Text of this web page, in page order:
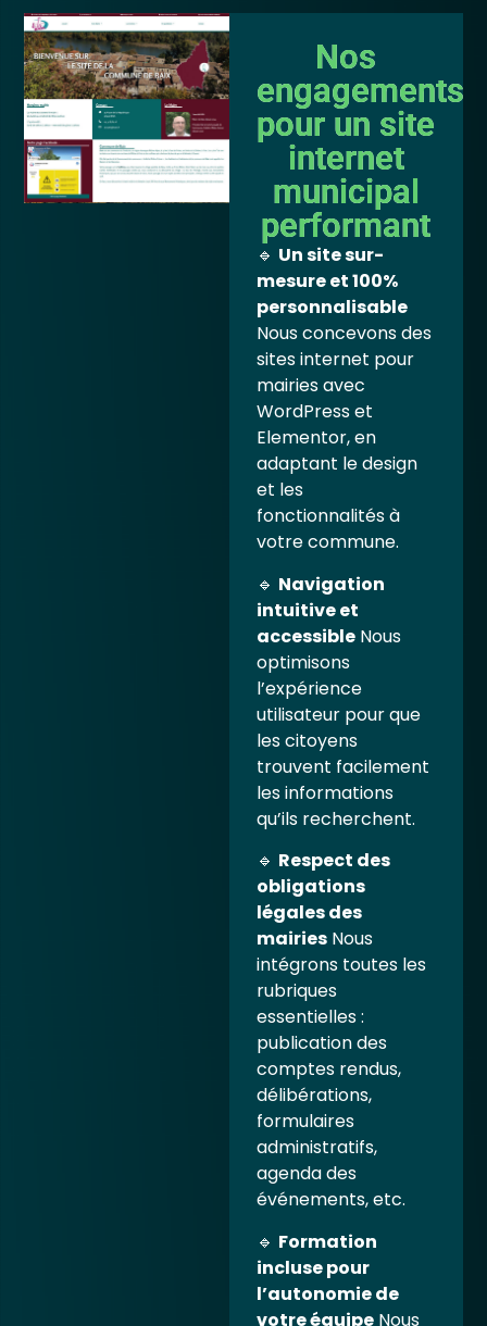
Nos
engagements
pour un site
internet
municipal
performant
🔹 Un site sur-
mesure et 100%
personnalisable
Nous concevons des
sites internet pour
mairies avec
WordPress et
Elementor, en
adaptant le design
et les
fonctionnalités à
votre commune.
🔹 Navigation
intuitive et
accessibleNous
optimisons
l’expérience
utilisateur pour que
les citoyens
trouvent facilement
les informations
qu’ils recherchent.
🔹 Respect des
obligations
légales des
mairiesNous
intégrons toutes les
rubriques
essentielles :
publication des
comptes rendus,
délibérations,
formulaires
administratifs,
agenda des
événements, etc.
🔹 Formation
incluse pour
l’autonomie de
votre équipeNous